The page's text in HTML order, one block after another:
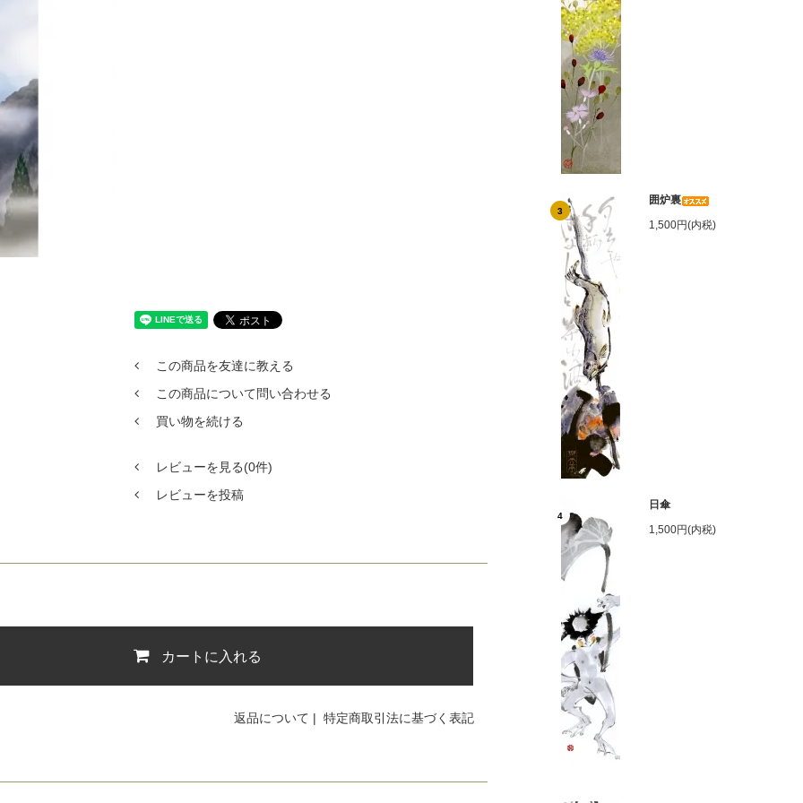
3
囲炉裏
1,500円(内税)
4
日傘
1,500円(内税)
この商品を友達に教える
この商品について問い合わせる
買い物を続ける
レビューを見る(0件)
レビューを投稿
カートに入れる
返品について | 特定商取引法に基づく表記